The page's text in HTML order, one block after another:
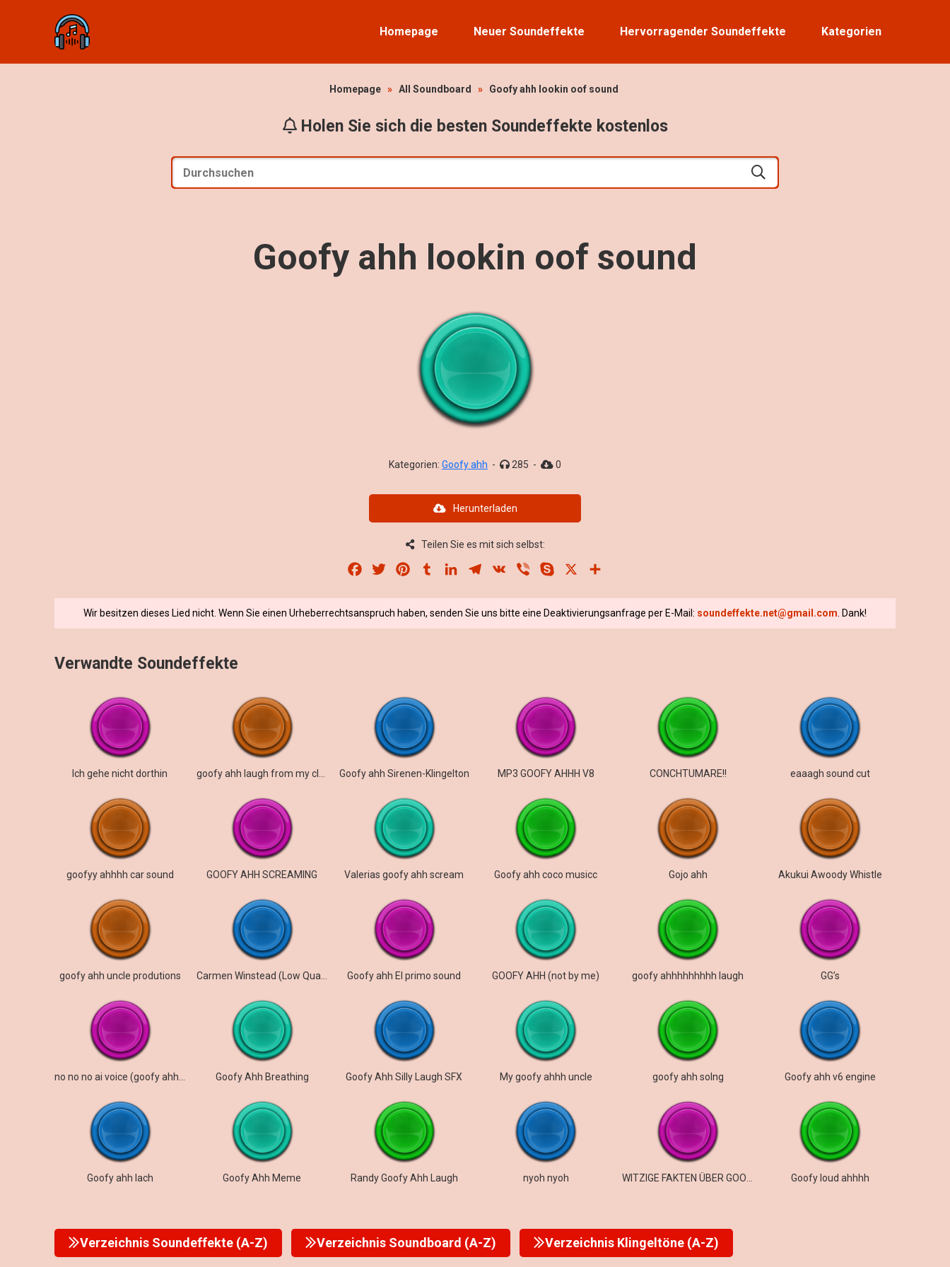
Homepage Neuer Soundeffekte Hervorragender Soundeffekte Kategorien
Homepage » All Soundboard » Goofy ahh lookin oof sound
Holen Sie sich die besten Soundeffekte kostenlos
Goofy ahh lookin oof sound
Kategorien: Goofy ahh - 285 - 0
Herunterladen
Teilen Sie es mit sich selbst:
Facebook
Twitter PinterestTumblrLinkedInTelegram
VK Viber Skype
Wir besitzen dieses Lied nicht. Wenn Sie einen Urheberrechtsanspruch haben, senden Sie uns bitte eine Deaktivierungsanfrage per E-Mail: soundeffekte.net@gmail.com . Dank!
Verwandte Soundeffekte
Ich gehe nicht dorthin Goofy ahh Sirenen-Klingelton MP3 GOOFY AHHH V8 CONCHTUMARE!! eaaagh sound cut
goofyy ahhhh car sound GOOFY AHH SCREAMING Valerias goofy ahh scream Goofy ahh coco musicc Gojo ahh Akukui Awoody Whistle
goofy ahh uncle produtions Goofy ahh El primo sound GOOFY AHH (not by me) goofy ahhhhhhhhh laugh GG’s
Goofy Ahh Breathing Goofy Ahh Silly Laugh SFX My goofy ahhh uncle goofy ahh solng Goofy ahh v6 engine
Goofy ahh lach Goofy Ahh Meme Randy Goofy Ahh Laugh nyoh nyoh Goofy loud ahhhh
Verzeichnis Soundeffekte (A-Z) Verzeichnis Soundboard (A-Z) Verzeichnis Klingeltöne (A-Z)